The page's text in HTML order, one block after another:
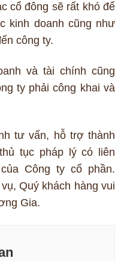
cổ đông sẽ rất khó để
kinh doanh cũng như
công ty.
và tài chính cũng
ty phải công khai và
tư vấn, hỗ trợ thành
tục pháp lý có liên
Công ty cổ phần.
Quý khách hàng vui
Gia.